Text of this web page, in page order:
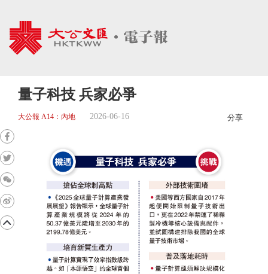
量子科技 兵家必爭
大公報 A14：內地 2026-06-16 分享